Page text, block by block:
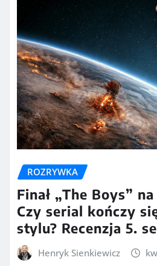
ROZRYWKA
Finał „The Boys”
Czy serial kończy
stylu? Recenzja 5.
Henryk Sienkiewicz